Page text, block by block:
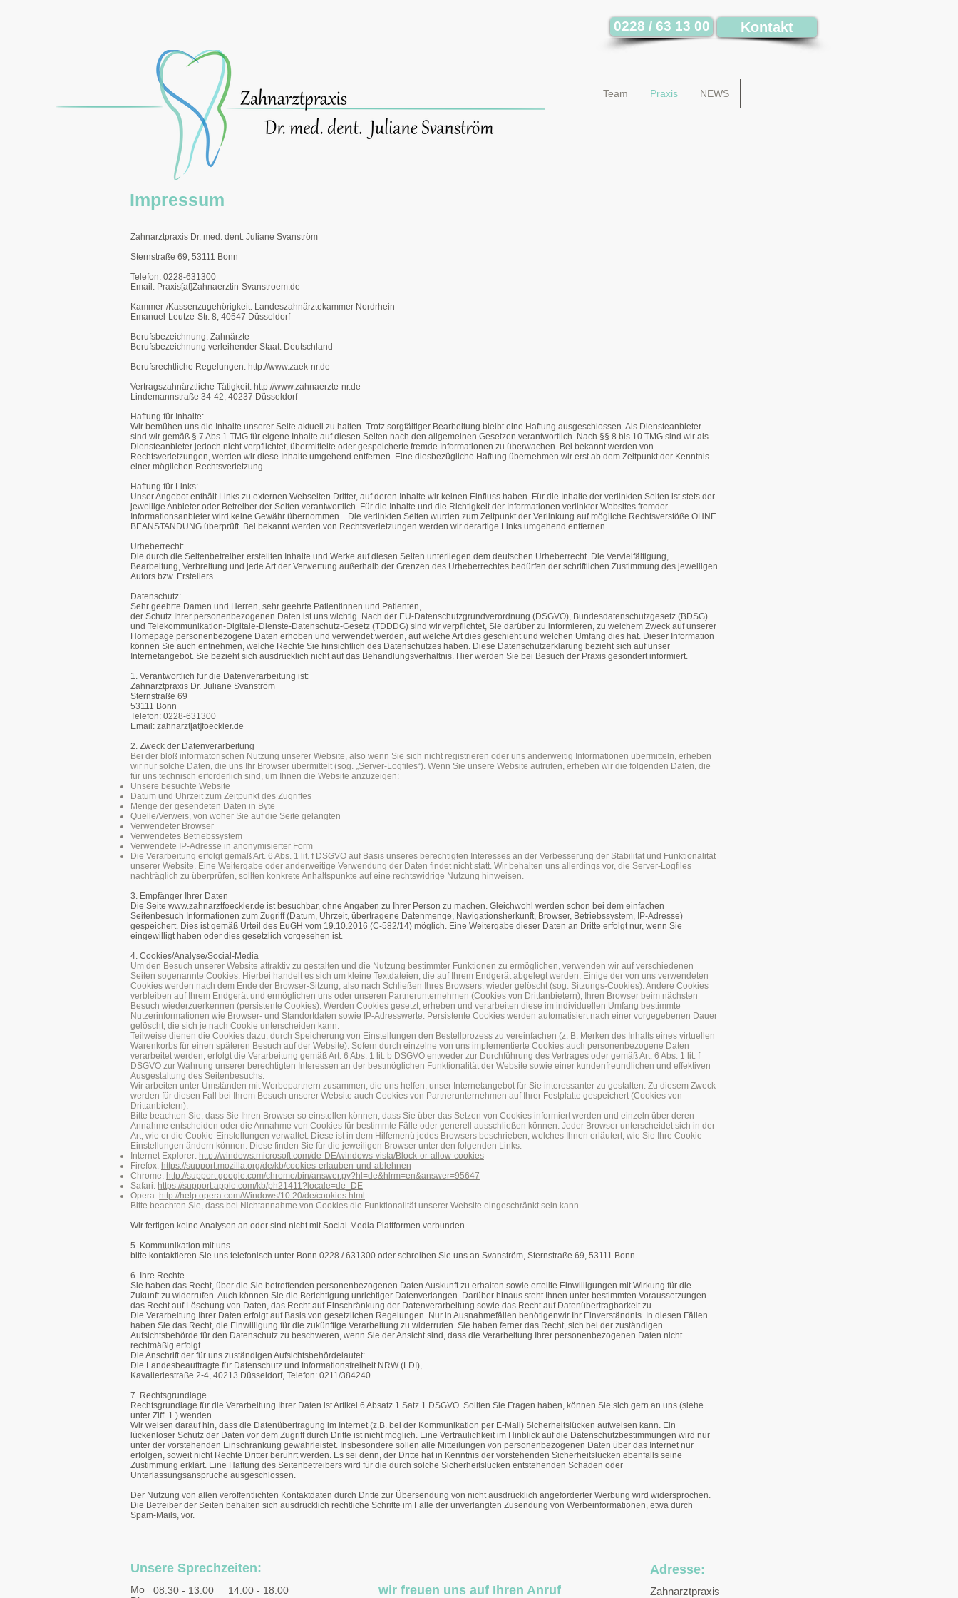
0228 / 63 13 00 Kontakt
Team Praxis NEWS
Impressum
Zahnarztpraxis Dr. med. dent. Juliane Svanström
Sternstraße 69, 53111 Bonn
Telefon: 0228-631300
Email: Praxis[at]Zahnaerztin-Svanstroem.de
Kammer-/Kassenzugehörigkeit: Landeszahnärztekammer Nordrhein
Emanuel-Leutze-Str. 8, 40547 Düsseldorf
Berufsbezeichnung: Zahnärzte
Berufsbezeichnung verleihender Staat: Deutschland
Berufsrechtliche Regelungen: http://www.zaek-nr.de
Vertragszahnärztliche Tätigkeit: http://www.zahnaerzte-nr.de
Lindemannstraße 34-42, 40237 Düsseldorf
Haftung für Inhalte:
Wir bemühen uns die Inhalte unserer Seite aktuell zu halten. Trotz sorgfältiger Bearbeitung bleibt eine Haftung ausgeschlossen. Als Diensteanbieter
sind wir gemäß § 7 Abs.1 TMG für eigene Inhalte auf diesen Seiten nach den allgemeinen Gesetzen verantwortlich. Nach §§ 8 bis 10 TMG sind wir als
Diensteanbieter jedoch nicht verpflichtet, übermittelte oder gespeicherte fremde Informationen zu überwachen. Bei bekannt werden von
Rechtsverletzungen, werden wir diese Inhalte umgehend entfernen. Eine diesbezügliche Haftung übernehmen wir erst ab dem Zeitpunkt der Kenntnis
einer möglichen Rechtsverletzung.
Haftung für Links:
Unser Angebot enthält Links zu externen Webseiten Dritter, auf deren Inhalte wir keinen Einfluss haben. Für die Inhalte der verlinkten Seiten ist stets der
jeweilige Anbieter oder Betreiber der Seiten verantwortlich. Für die Inhalte und die Richtigkeit der Informationen verlinkter Websites fremder
Informationsanbieter wird keine Gewähr übernommen. Die verlinkten Seiten wurden zum Zeitpunkt der Verlinkung auf mögliche Rechtsverstöße OHNE
BEANSTANDUNG überprüft. Bei bekannt werden von Rechtsverletzungen werden wir derartige Links umgehend entfernen.
Urheberrecht:
Die durch die Seitenbetreiber erstellten Inhalte und Werke auf diesen Seiten unterliegen dem deutschen Urheberrecht. Die Vervielfältigung,
Bearbeitung, Verbreitung und jede Art der Verwertung außerhalb der Grenzen des Urheberrechtes bedürfen der schriftlichen Zustimmung des jeweiligen
Autors bzw. Erstellers.
Datenschutz:
Sehr geehrte Damen und Herren, sehr geehrte Patientinnen und Patienten,
der Schutz Ihrer personenbezogenen Daten ist uns wichtig. Nach der EU-Datenschutzgrundverordnung (DSGVO), Bundesdatenschutzgesetz (BDSG)
und Telekommunikation-Digitale-Dienste-Datenschutz-Gesetz (TDDDG) sind wir verpflichtet, Sie darüber zu informieren, zu welchem Zweck auf unserer
Homepage personenbezogene Daten erhoben und verwendet werden, auf welche Art dies geschieht und welchen Umfang dies hat. Dieser Information
können Sie auch entnehmen, welche Rechte Sie hinsichtlich des Datenschutzes haben. Diese Datenschutzerklärung bezieht sich auf unser
Internetangebot. Sie bezieht sich ausdrücklich nicht auf das Behandlungsverhältnis. Hier werden Sie bei Besuch der Praxis gesondert informiert.
1. Verantwortlich für die Datenverarbeitung ist:
Zahnarztpraxis Dr. Juliane Svanström
Sternstraße 69
53111 Bonn
Telefon: 0228-631300
Email: zahnarzt[at]foeckler.de
2. Zweck der Datenverarbeitung
Bei der bloß informatorischen Nutzung unserer Website, also wenn Sie sich nicht registrieren oder uns anderweitig Informationen übermitteln, erheben
wir nur solche Daten, die uns Ihr Browser übermittelt (sog. „Server-Logfiles“). Wenn Sie unsere Website aufrufen, erheben wir die folgenden Daten, die
für uns technisch erforderlich sind, um Ihnen die Website anzuzeigen:
Unsere besuchte Website
Datum und Uhrzeit zum Zeitpunkt des Zugriffes
Menge der gesendeten Daten in Byte
Quelle/Verweis, von woher Sie auf die Seite gelangten
Verwendeter Browser
Verwendetes Betriebssystem
Verwendete IP-Adresse in anonymisierter Form
Die Verarbeitung erfolgt gemäß Art. 6 Abs. 1 lit. f DSGVO auf Basis unseres berechtigten Interesses an der Verbesserung der Stabilität und Funktionalität
unserer Website. Eine Weitergabe oder anderweitige Verwendung der Daten findet nicht statt. Wir behalten uns allerdings vor, die Server-Logfiles
nachträglich zu überprüfen, sollten konkrete Anhaltspunkte auf eine rechtswidrige Nutzung hinweisen.
3. Empfänger Ihrer Daten
Die Seite www.zahnarztfoeckler.de ist besuchbar, ohne Angaben zu Ihrer Person zu machen. Gleichwohl werden schon bei dem einfachen
Seitenbesuch Informationen zum Zugriff (Datum, Uhrzeit, übertragene Datenmenge, Navigationsherkunft, Browser, Betriebssystem, IP-Adresse)
gespeichert. Dies ist gemäß Urteil des EuGH vom 19.10.2016 (C-582/14) möglich. Eine Weitergabe dieser Daten an Dritte erfolgt nur, wenn Sie
eingewilligthaben oder dies gesetzlich vorgesehen ist.
4. Cookies/Analyse/Social-Media
Um den Besuch unserer Website attraktiv zu gestalten und die Nutzung bestimmter Funktionen zu ermöglichen, verwenden wir auf verschiedenen
Seiten sogenannte Cookies. Hierbei handelt es sich um kleine Textdateien, die auf Ihrem Endgerät abgelegt werden. Einige der von uns verwendeten
Cookies werden nach dem Ende der Browser-Sitzung, also nach Schließen Ihres Browsers, wieder gelöscht (sog. Sitzungs-Cookies). Andere Cookies
verbleiben auf Ihrem Endgerät und ermöglichen uns oder unseren Partnerunternehmen (Cookies von Drittanbietern), Ihren Browser beim nächsten
Besuch wiederzuerkennen (persistente Cookies). Werden Cookies gesetzt, erheben und verarbeiten diese im individuellen Umfang bestimmte
Nutzerinformationen wie Browser- und Standortdaten sowie IP-Adresswerte. Persistente Cookies werden automatisiert nach einer vorgegebenen Dauer
gelöscht, die sich je nach Cookie unterscheiden kann.
Teilweise dienen die Cookies dazu, durch Speicherung von Einstellungen den Bestellprozess zu vereinfachen (z. B. Merken des Inhalts eines virtuellen
Warenkorbs für einen späteren Besuch auf der Website). Sofern durch einzelne von uns implementierte Cookies auch personenbezogene Daten
verarbeitet werden, erfolgt die Verarbeitung gemäß Art. 6 Abs. 1 lit. b DSGVO entweder zur Durchführung des Vertrages oder gemäß Art. 6 Abs. 1 lit. f
DSGVO zur Wahrung unserer berechtigten Interessen an der bestmöglichen Funktionalität der Website sowie einer kundenfreundlichen und effektiven
Ausgestaltung des Seitenbesuchs.
Wir arbeiten unter Umständen mit Werbepartnern zusammen, die uns helfen, unser Internetangebot für Sie interessanter zu gestalten. Zu diesem Zweck
werden für diesen Fall bei Ihrem Besuch unserer Website auch Cookies von Partnerunternehmen auf Ihrer Festplatte gespeichert (Cookies von
Drittanbietern).
Bitte beachten Sie, dass Sie Ihren Browser so einstellen können, dass Sie über das Setzen von Cookies informiert werden und einzeln über deren
Annahme entscheiden oder die Annahme von Cookies für bestimmte Fälle oder generell ausschließen können. Jeder Browser unterscheidet sich in der
Art, wie er die Cookie-Einstellungen verwaltet. Diese ist in dem Hilfemenü jedes Browsers beschrieben, welches Ihnen erläutert, wie Sie Ihre Cookie-
Einstellungen ändern können. Diese finden Sie für die jeweiligen Browser unter den folgenden Links:
Internet Explorer: http://windows.microsoft.com/de-DE/windows-vista/Block-or-allow-cookies
Firefox: https://support.mozilla.org/de/kb/cookies-erlauben-und-ablehnen
Chrome: http://support.google.com/chrome/bin/answer.py?hl=de&hlrm=en&answer=95647
Safari: https://support.apple.com/kb/ph21411?locale=de_DE
Opera: http://help.opera.com/Windows/10.20/de/cookies.html
Bitte beachten Sie, dass bei Nichtannahme von Cookies die Funktionalität unserer Website eingeschränkt sein kann.
Wir fertigen keine Analysen an oder sind nicht mit Social-Media Plattformen verbunden
5. Kommunikation mit uns
bitte kontaktieren Sie uns telefonisch unter Bonn 0228 / 631300 oder schreiben Sie uns an Svanström, Sternstraße 69, 53111 Bonn
6. Ihre Rechte
Sie haben das Recht, über die Sie betreffenden personenbezogenen Daten Auskunft zu erhalten sowie erteilte Einwilligungen mit Wirkung für die
Zukunft zu widerrufen.Auch können Sie die Berichtigung unrichtiger Datenverlangen. Darüber hinaus steht Ihnen unter bestimmten Voraussetzungen
das Recht auf Löschung von Daten, das Recht auf Einschränkung der Datenverarbeitung sowie das Recht auf Datenübertragbarkeit zu.
Die Verarbeitung Ihrer Daten erfolgt auf Basis von gesetzlichen Regelungen. Nur in Ausnahmefällen benötigenwir Ihr Einverständnis. In diesen Fällen
haben Sie das Recht, die Einwilligung für die zukünftige Verarbeitung zu widerrufen. Sie haben ferner das Recht, sich bei der zuständigen
Aufsichtsbehörde für den Datenschutz zu beschweren, wenn Sie der Ansicht sind, dass die Verarbeitung Ihrer personenbezogenen Daten nicht
rechtmäßig erfolgt.
Die Anschrift der für uns zuständigen Aufsichtsbehördelautet:
Die Landesbeauftragte für Datenschutz und Informationsfreiheit NRW (LDI),
Kavalleriestraße 2-4, 40213 Düsseldorf, Telefon: 0211/384240
7. Rechtsgrundlage
Rechtsgrundlage für die Verarbeitung Ihrer Daten ist Artikel 6 Absatz 1 Satz 1 DSGVO. Sollten Sie Fragen haben, können Sie sich gern an uns (siehe
unter Ziff. 1.) wenden.
Wir weisen darauf hin, dass die Datenübertragung im Internet (z.B. bei der Kommunikation per E-Mail) Sicherheitslücken aufweisen kann. Ein
lückenloser Schutz der Daten vor dem Zugriff durch Dritte ist nicht möglich. Eine Vertraulichkeit im Hinblick auf die Datenschutzbestimmungen wird nur
unter der vorstehenden Einschränkung gewährleistet. Insbesondere sollen alle Mitteilungen von personenbezogenen Daten über das Internet nur
erfolgen, soweit nicht Rechte Dritter berührt werden. Es sei denn, der Dritte hat in Kenntnis der vorstehenden Sicherheitslücken ebenfalls seine
Zustimmung erklärt. Eine Haftung des Seitenbetreibers wird für die durch solche Sicherheitslücken entstehenden Schäden oder
Unterlassungsansprüche ausgeschlossen.
Der Nutzung von allen veröffentlichten Kontaktdaten durch Dritte zur Übersendung von nicht ausdrücklich angeforderter Werbung wird widersprochen.
Die Betreiber der Seiten behalten sich ausdrücklich rechtliche Schritte im Falle der unverlangten Zusendung von Werbeinformationen, etwa durch
Spam-Mails, vor.
Unsere Sprechzeiten:
Mo
wir freuen uns auf Ihren Anruf
08:30 - 13:00 14.00 - 18.00
Adresse:
Zahnarztpraxis